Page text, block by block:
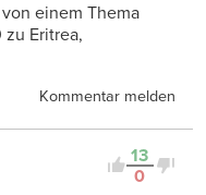
einem Thema
Eritrea,
Kommentar melden
13
0